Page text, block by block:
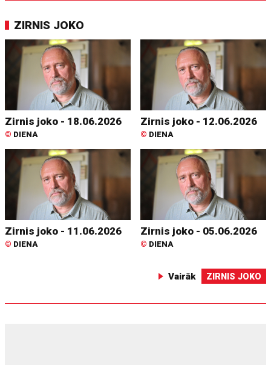
ZIRNIS JOKO
Zirnis joko - 18.06.2026
© DIENA
Zirnis joko - 12.06.2026
© DIENA
Zirnis joko - 11.06.2026
© DIENA
Zirnis joko - 05.06.2026
© DIENA
Vairāk ZIRNIS JOKO